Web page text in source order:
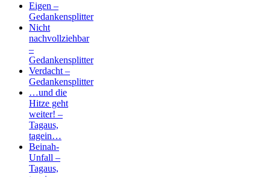
Eigen –
Gedankensplitter
Nicht
nachvollziehbar
–
Gedankensplitter
Verdacht –
Gedankensplitter
…und die
Hitze geht
weiter! –
Tagaus,
tagein…
Beinah-
Unfall –
Tagaus,